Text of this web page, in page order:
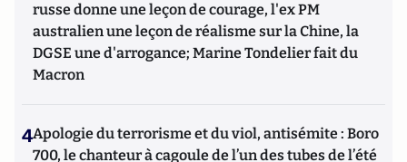
russe donne une leçon de courage, l'ex PM
australien une leçon de réalisme sur la Chine, la
DGSE une d'arrogance; Marine Tondelier fait du
Macron
4Apologie du terrorisme et du viol, antisémite : Boro
700, le chanteur à cagoule de l’un des tubes de l’été